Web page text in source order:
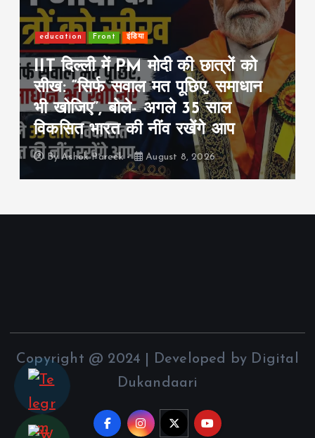
Defence Front इंडिया
भारत की नजर छठी पीढ़ी के फाइटर जेट
पर: फ्रांस के FCAS से जुड़ने की
तैयारी, संसदीय समिति ने मांगा रोडमैप
ByAshok Pareek August 8, 2026
Copyright @ 2024 | Developed by Digital
Dukandaari